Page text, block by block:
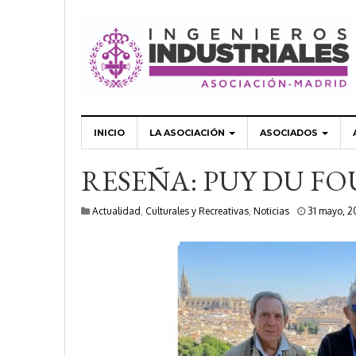
INICIO LA ASOCIACIÓN ASOCIADOS
RESEÑA: PUY DU
Actualidad , Culturales y Recreativas, Noticias 31 mayo,